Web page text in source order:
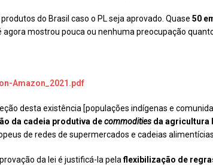
do Brasil caso o PL seja aprovado. Quase 50
mostrou pouca ou nenhuma preocupação
Amazon_2021.pdf
desta existência [populações indígenas e
da cadeia produtiva decommodities da agricultura
de redes de supermercados e cadeias alimentícias.
da lei é justificá-la pelaflexibilização de